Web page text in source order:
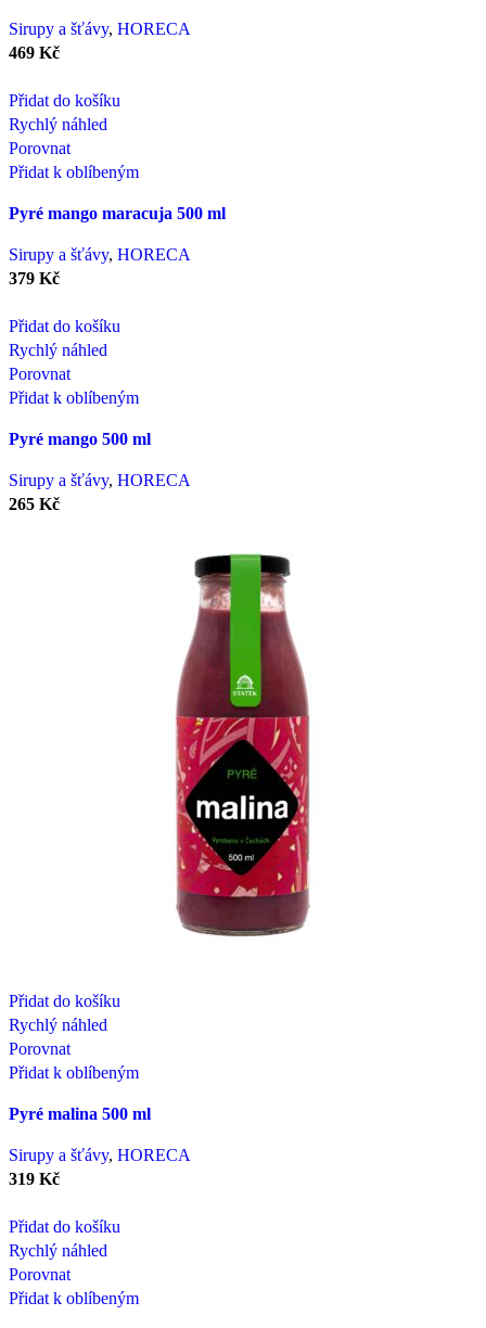
Sirupy a šťávy, HORECA
469 Kč
Přidat do košíku
Rychlý náhled
Porovnat
Přidat k oblíbeným
Pyré mango maracuja 500 ml
Sirupy a šťávy, HORECA
379 Kč
Přidat do košíku
Rychlý náhled
Porovnat
Přidat k oblíbeným
Pyré mango 500 ml
Sirupy a šťávy, HORECA
265 Kč
Přidat do košíku
Rychlý náhled
Porovnat
Přidat k oblíbeným
Pyré malina 500 ml
Sirupy a šťávy, HORECA
319 Kč
Přidat do košíku
Rychlý náhled
Porovnat
Přidat k oblíbeným